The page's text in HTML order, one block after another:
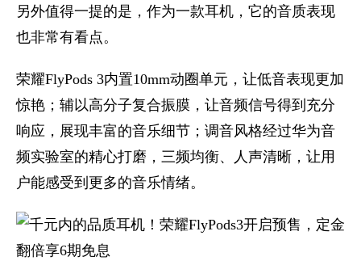
另外值得一提的是，作为一款耳机，它的音质表现
也非常有看点。
荣耀FlyPods 3内置10mm动圈单元，让低音表现更加
惊艳；辅以高分子复合振膜，让音频信号得到充分
响应，展现丰富的音乐细节；调音风格经过华为音
频实验室的精心打磨，三频均衡、人声清晰，让用
户能感受到更多的音乐情绪。